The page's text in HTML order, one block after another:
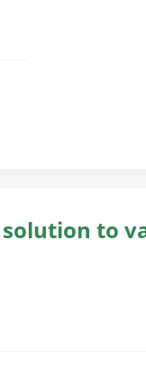
solution to